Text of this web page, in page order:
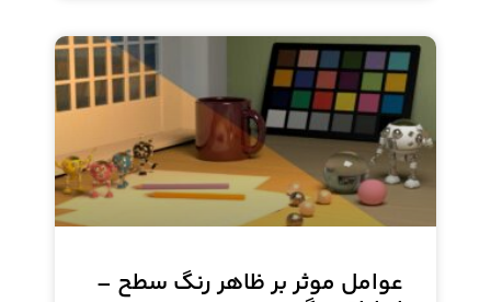
عوامل موثر بر ظاهر رنگ سطح –